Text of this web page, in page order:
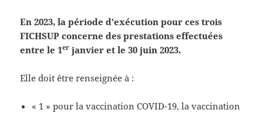
En 2023, la période d’exécution pour ces trois
FICHSUP concerne des prestations effectuées
entre le 1er janvier et le 30 juin 2023.
Elle doit être renseignée à :
« 1 » pour la vaccination COVID-19, la vaccination